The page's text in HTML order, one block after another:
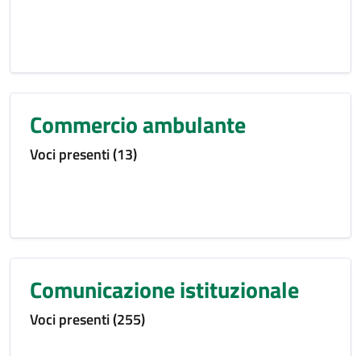
Commercio ambulante
Voci presenti (13)
Comunicazione istituzionale
Voci presenti (255)